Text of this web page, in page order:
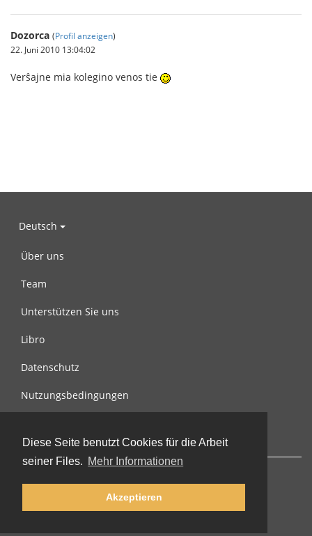
Diese Seite benutzt Cookies für die Arbeit
seiner Files. Mehr Informationen
Akzeptieren
Dozorca (Profil anzeigen)
22. Juni 2010 13:04:02
Verŝajne mia kolegino venos tie
Deutsch
Über uns
Team
Unterstützen Sie uns
Libro
Datenschutz
Nutzungsbedingungen
© 2002-2026 lernu.net |Impressum